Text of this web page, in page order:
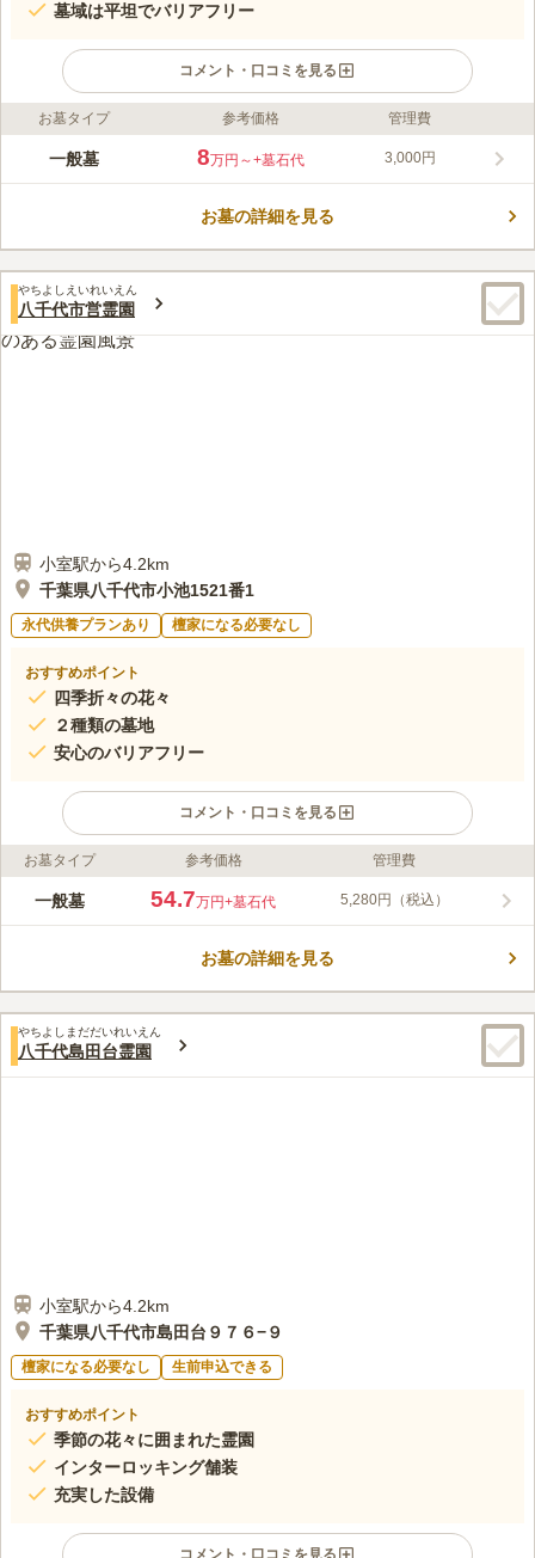
墓域は平坦でバリアフリー
コメント・口コミを見る
ライフドット編集部のコメント
緑に囲まれた高台にある静かな環境にある霊園『米本聖地霊
造された霊園は、緑豊かな場所にあります。 陽当たりがとても
人を近くで感じたい方にはおすすめです。 生前でお墓を建てる
ことができます。終活をしている方におすすめです。 駐車場を
完備しているので、車でアクセスしたい方には便利です。
口コミ評価
みんなの評価
40代女性
近くにはお店などはないので、霊園にお線香とお花は販売してい
ます。高いですが、対になってるので、いいと思います。
お墓タイプ 参考価格 管理費
一般墓 8万円～+墓石代 3,000円
お墓の詳細を見る
やちよしえいれいえん
八千代市営霊園
小室駅から4.2km
千葉県八千代市小池1521番1
永代供養プランあり 檀家になる必要なし
おすすめポイント
四季折々の花々
２種類の墓地
安心のバリアフリー
コメント・口コミを見る
ライフドット編集部のコメント
緑豊かな自然に囲まれた、開放感溢れる霊園『八千代市営霊
園です。季節ごとに咲く花々が、お墓参りに来る方を出迎えてく
す。合祀式墓地は65歳以上を対象に生前申し込みが可能です。
宗教・宗派問わずにお墓を建てることができます。 芝生墓地に
は条件があるので、事前に確認をする必要があります。
口コミ評価
みんなの評価
80代女性
国道からちょっと入った田圃のど真ん中という感じのところにつ
お墓タイプ 参考価格 管理費
一般墓 54.7万円+墓石代 5,280円（税込）
お墓の詳細を見る
やちよしまだだいれいえん
八千代島田台霊園
小室駅から4.2km
千葉県八千代市島田台９７６−９
檀家になる必要なし 生前申込できる
おすすめポイント
季節の花々に囲まれた霊園
インターロッキング舗装
充実した設備
コメント・口コミを見る